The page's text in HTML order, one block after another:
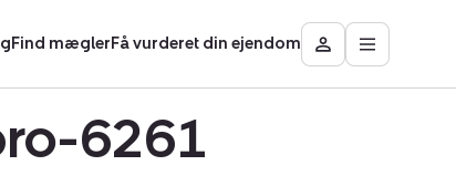
Find mæglerFå vurderet din ejendom
Besøg
Mit
Åbn
6261